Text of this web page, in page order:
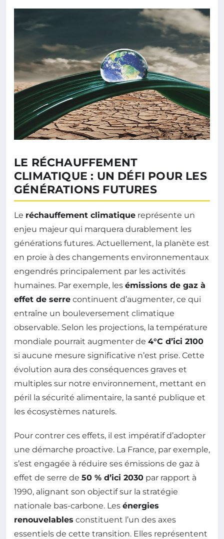
LE RÉCHAUFFEMENT
CLIMATIQUE : UN DÉFI POUR LES
GÉNÉRATIONS FUTURES
Le réchauffement climatique représente un
enjeu majeur qui marquera durablement les
générations futures. Actuellement, la planète est
en proie à des changements environnementaux
engendrés principalement par les activités
humaines. Par exemple, les émissions de gaz à
effet de serre continuent d’augmenter, ce qui
entraîne un bouleversement climatique
observable. Selon les projections, la température
mondiale pourrait augmenter de 4°C d’ici 2100
si aucune mesure significative n’est prise. Cette
évolution aura des conséquences graves et
multiples sur notre environnement, mettant en
péril la sécurité alimentaire, la santé publique et
les écosystèmes naturels.
Pour contrer ces effets, il est impératif d’adopter
une démarche proactive. La France, par exemple,
s’est engagée à réduire ses émissions de gaz à
effet de serre de 50 % d’ici 2030 par rapport à
1990, alignant son objectif sur la stratégie
nationale bas-carbone. Les énergies
renouvelables constituent l’un des axes
essentiels de cette transition. Elles représentent